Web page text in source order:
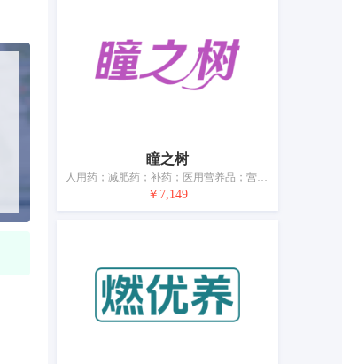
瞳之树
人用药；减肥药；补药；医用营养品；营养补充剂；兽医用药；驱虫用香；卫生巾；婴儿尿裤；宠物尿布
￥7,149